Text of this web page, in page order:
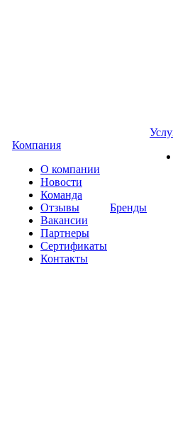
Компания
О компании
Новости
Команда
Отзывы
Вакансии
Партнеры
Сертификаты
Контакты
Бренды